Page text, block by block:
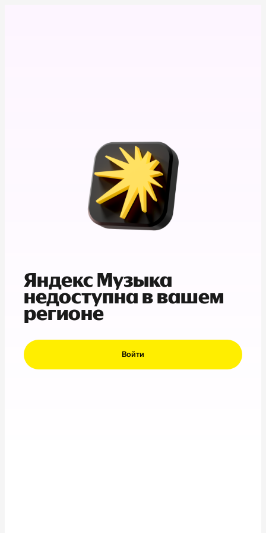
Яндекс Музыка
недоступна в вашем
регионе
Войти